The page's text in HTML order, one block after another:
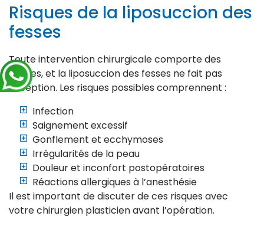
Risques de la liposuccion des
fesses
Toute intervention chirurgicale comporte des
risques, et la liposuccion des fesses ne fait pas
exception. Les risques possibles comprennent :
Infection
Saignement excessif
Gonflement et ecchymoses
Irrégularités de la peau
Douleur et inconfort postopératoires
Réactions allergiques à l’anesthésie
Il est important de discuter de ces risques avec
votre chirurgien plasticien avant l’opération.